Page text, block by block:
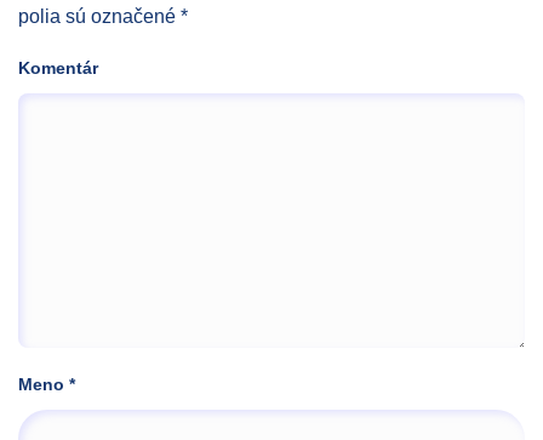
polia sú označené *
Komentár
Meno *